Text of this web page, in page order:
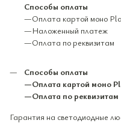
Способы оплаты
—Оплата картой моно
—Наложенный платеж
—Оплата по реквизитам
Способы оплаты
—Оплата картой моно
—Оплата по реквизитам
Гарантия на светодиодные